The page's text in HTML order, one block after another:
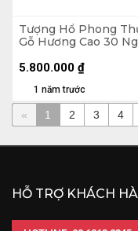
Tượng Hổ Phong
Gỗ Hương Cao 30
1 năm trước
5.800.000 ₫
« 1 2 3 4
HỖ TRỢ KHÁCH